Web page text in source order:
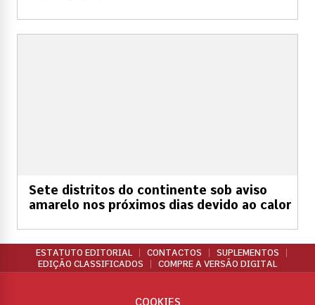
Sete distritos do continente sob aviso
amarelo nos próximos dias devido ao calor
ESTATUTO EDITORIAL CONTACTOS
SUPLEMENTOS
EDIÇÃO CLASSIFICADOS
COMPRE A VERSÃO DIGITAL
COOKIES